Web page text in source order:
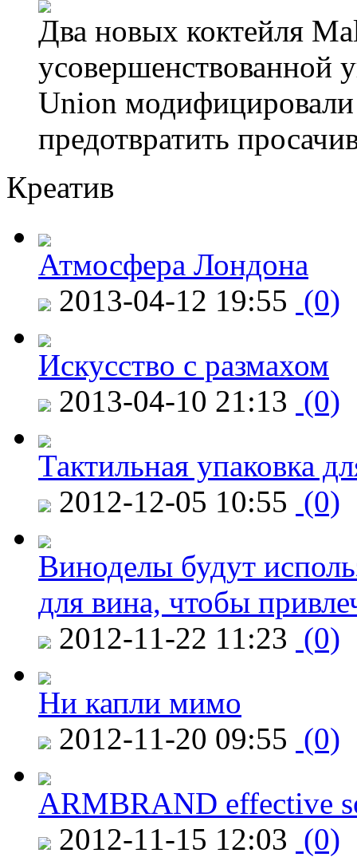
Два новых коктейля
усовершенствованной
Union модифицировали
предотвратить
Креатив
Атмосфера Лондона
2013-04-12 19:55 (0)
Искусство с размахом
2013-04-10 21:13 (0)
Тактильная упаковка
2012-12-05 10:55 (0)
Виноделы будут
для вина, чтобы
2012-11-22 11:23 (0)
Ни капли мимо
2012-11-20 09:55 (0)
ARMBRAND effective
2012-11-15 12:03 (0)